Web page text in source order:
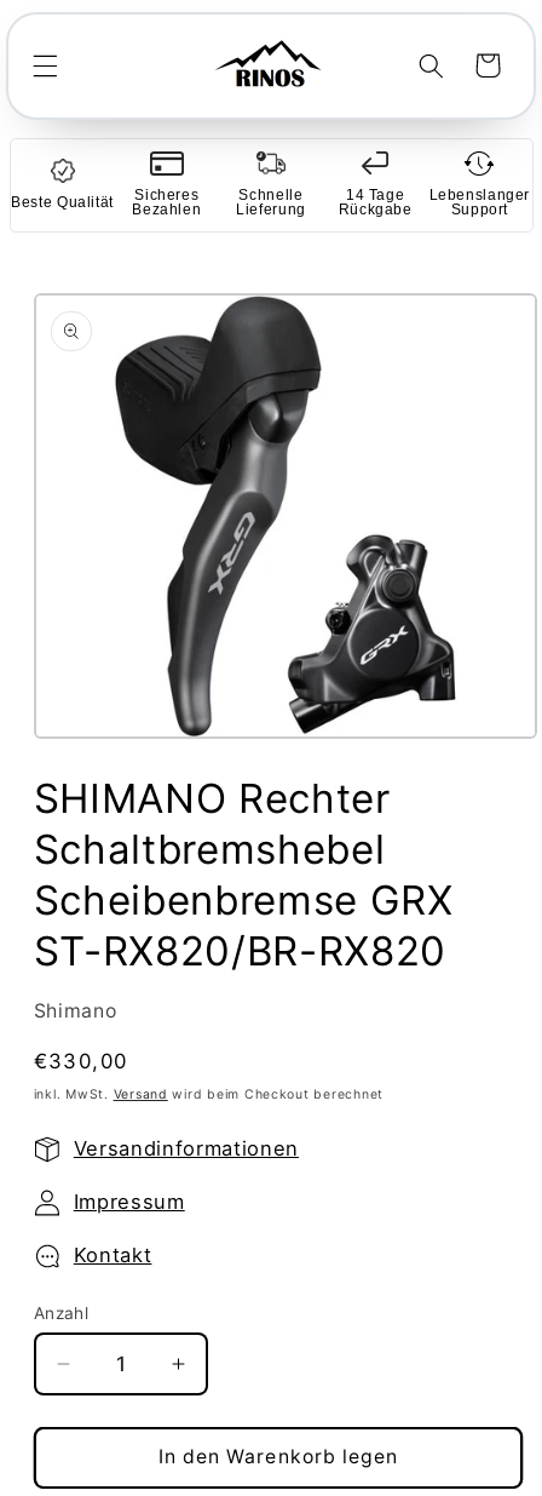
Direkt
Inhalt
Warenkorb
Beste Qualität
Sicheres
Bezahlen
Schnelle
Lieferung
14 Tage
Rückgabe
Lebenslanger
Support
Medien
in
Modal
öffnen
SHIMANO Rechter
Schaltbremshebel
Scheibenbremse GRX
ST-RX820/BR-RX820
Shimano
Normaler
Preis
€330,00
inkl. MwSt. Versand wird beim Checkout berechnet
Versandinformationen
Impressum
Kontakt
Anzahl
Verringere
die
Menge
SHIMANO
Erhöhe
die
Menge
für
SHIMANO
In den Warenkorb legen